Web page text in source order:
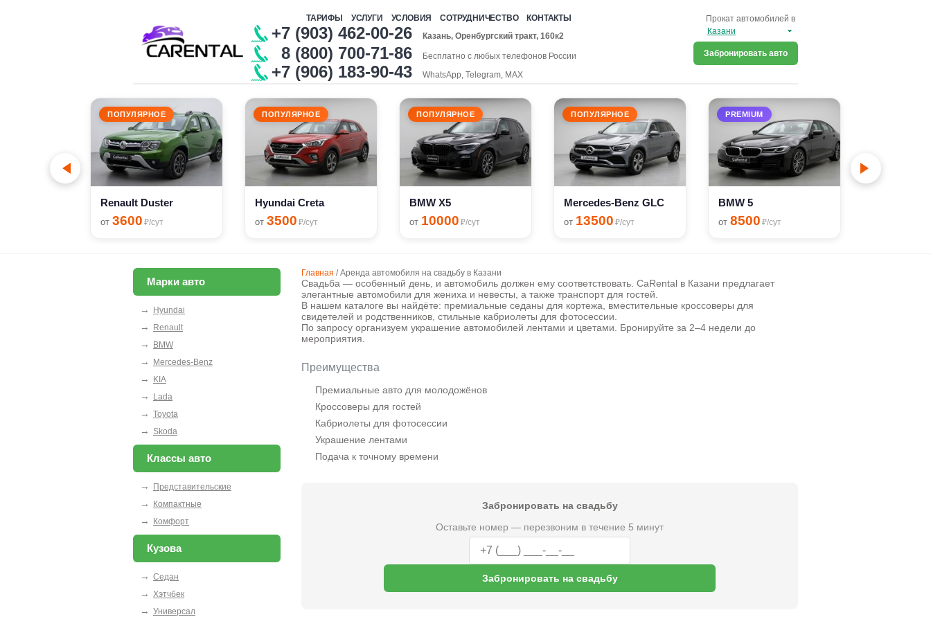
ТАРИФЫ УСЛУГИ УСЛОВИЯ СОТРУДНИЧЕСТВО КОНТАКТЫ Прокат автомобилей в
Забронировать авто
+7 (903) 462-00-26 Казань, Оренбургский тракт, 160к2
8 (800) 700-71-86 Бесплатно с любых телефонов России
+7 (906) 183-90-43 WhatsApp, Telegram, MAX
ПОПУЛЯРНОЕ
Renault Duster
от 3600 ₽/сут
ПОПУЛЯРНОЕ
Hyundai Creta
от 3500 ₽/сут
ПОПУЛЯРНОЕ
BMW X5
от 10000 ₽/сут
ПОПУЛЯРНОЕ
Mercedes-Benz GLC
от 13500 ₽/сут
PREMIUM
BMW 5
от 8500 ₽/сут
Марки авто
→ Hyundai
→ Renault
→ BMW
→ Mercedes-Benz
→ KIA
→ Lada
→ Toyota
→ Skoda
Классы авто
→ Представительские
→ Компактные
→ Комфорт
Кузова
→ Седан
→ Хэтчбек
→ Универсал
Главная / Аренда автомобиля на свадьбу в Казани
Свадьба — особенный день, и автомобиль должен ему соответствовать. CaRental в Казани предлагает
элегантные автомобили для жениха и невесты, а также транспорт для гостей.
В нашем каталоге вы найдёте: премиальные седаны для кортежа, вместительные кроссоверы для
свидетелей и родственников, стильные кабриолеты для фотосессии.
По запросу организуем украшение автомобилей лентами и цветами. Бронируйте за 2–4 недели до
мероприятия.
Преимущества
Премиальные авто для молодожёнов
Кроссоверы для гостей
Кабриолеты для фотосессии
Украшение лентами
Подача к точному времени
Забронировать на свадьбу
Оставьте номер — перезвоним в течение 5 минут
Забронировать на свадьбу